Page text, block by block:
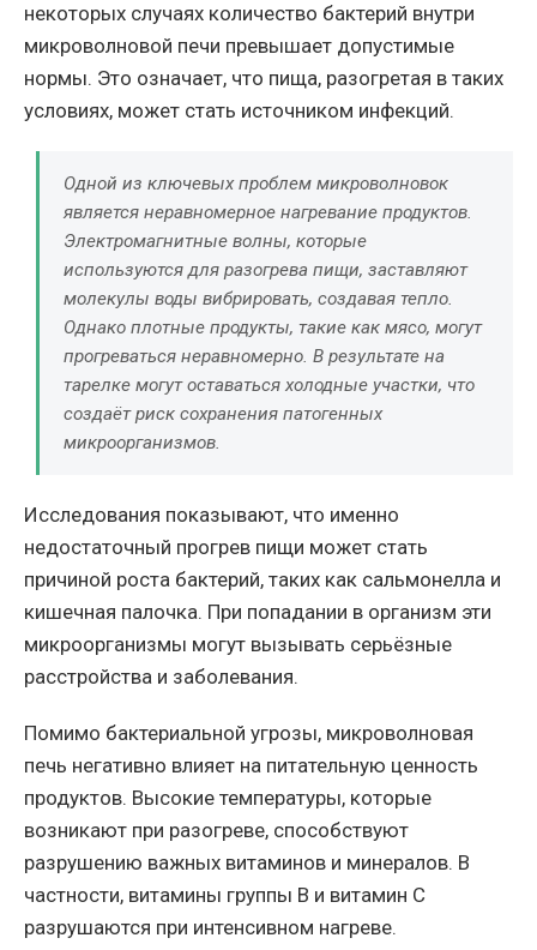
некоторых случаях количество бактерий внутри
микроволновой печи превышает допустимые
нормы. Это означает, что пища, разогретая в таких
условиях, может стать источником инфекций.
Одной из ключевых проблем микроволновок
является неравномерное нагревание продуктов.
Электромагнитные волны, которые
используются для разогрева пищи, заставляют
молекулы воды вибрировать, создавая тепло.
Однако плотные продукты, такие как мясо, могут
прогреваться неравномерно. В результате на
тарелке могут оставаться холодные участки, что
создаёт риск сохранения патогенных
микроорганизмов.
Исследования показывают, что именно
недостаточный прогрев пищи может стать
причиной роста бактерий, таких как сальмонелла и
кишечная палочка. При попадании в организм эти
микроорганизмы могут вызывать серьёзные
расстройства и заболевания.
Помимо бактериальной угрозы, микроволновая
печь негативно влияет на питательную ценность
продуктов. Высокие температуры, которые
возникают при разогреве, способствуют
разрушению важных витаминов и минералов. В
частности, витамины группы B и витамин C
разрушаются при интенсивном нагреве.